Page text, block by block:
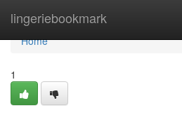
lingeriebookmark
Home
Home
1